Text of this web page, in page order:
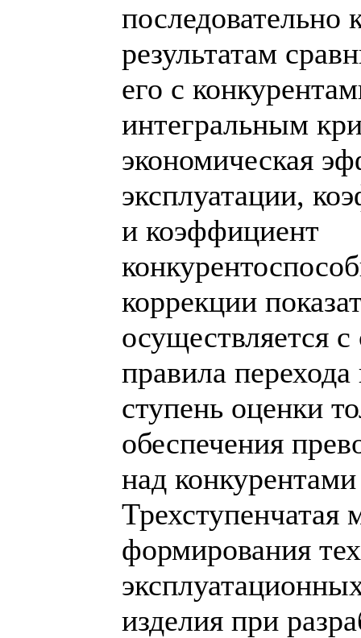
последовательно
результатам
его с
интегральным
экономическая
эксплуатации,
и коэффициент
коррекции
осуществляется
правила
ступень оценки
обеспечения
над
Трехступенчатая
формирования
изделия при